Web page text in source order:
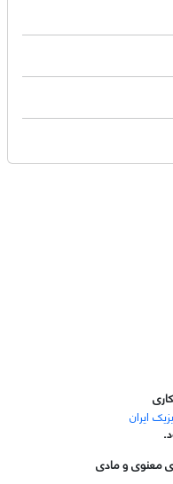
معنوی و مادی